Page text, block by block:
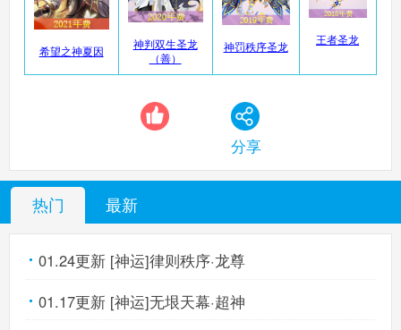
希望之神夏因
神判双生圣龙
（善）
神罚秩序圣龙 王者圣龙
分享
热门 最新
01.24更新 [神运]律则秩序·龙尊
01.17更新 [神运]无垠天幕·超神